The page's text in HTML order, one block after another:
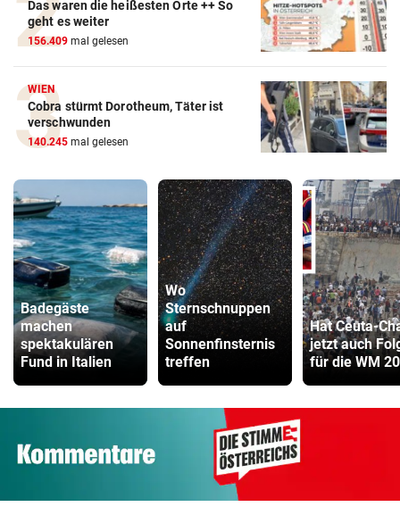
Das waren die heißesten Orte ++ So
geht es weiter
156.409 mal gelesen
WIEN
Cobra stürmt Dorotheum, Täter ist
verschwunden
140.245 mal gelesen
Badegäste
machen
spektakulären
Fund in Italien
Wo
Sternschnuppen
auf
Sonnenfinsternis
treffen
Hat Ceuta-
jetzt auch
für die WM